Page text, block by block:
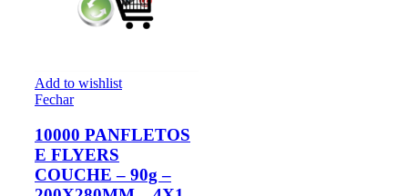
Add to wishlist
Fechar
10000 PANFLETOS
E FLYERS
COUCHE – 90g –